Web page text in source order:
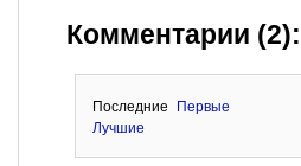
Комментарии (2):
Последние
Первые
Лучшие